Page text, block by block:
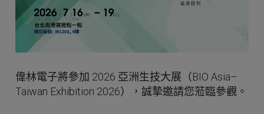
偉林電子將參加 2026 亞洲生技大展（BIO Asia–
Taiwan Exhibition 2026），誠摯邀請您蒞臨參觀。